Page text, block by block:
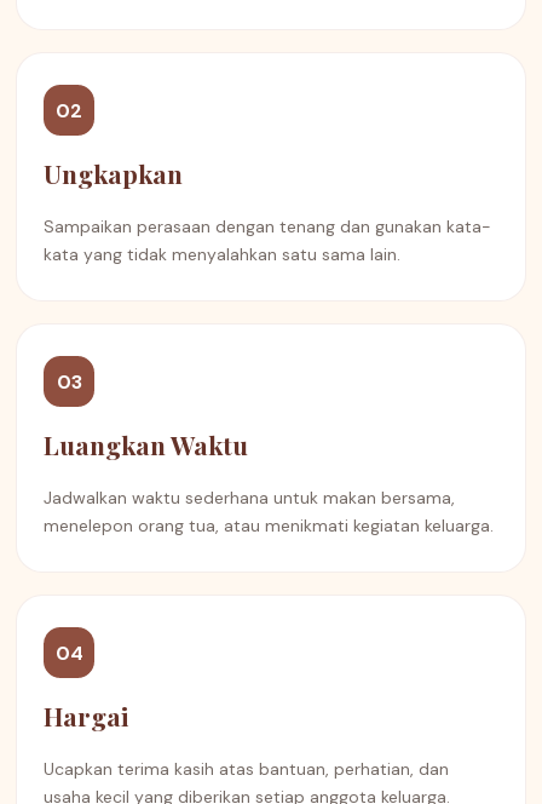
02
Ungkapkan
Sampaikan perasaan dengan tenang dan gunakan kata-
kata yang tidak menyalahkan satu sama lain.
03
Luangkan Waktu
Jadwalkan waktu sederhana untuk makan bersama,
menelepon orang tua, atau menikmati kegiatan keluarga.
04
Hargai
Ucapkan terima kasih atas bantuan, perhatian, dan
usaha kecil yang diberikan setiap anggota keluarga.